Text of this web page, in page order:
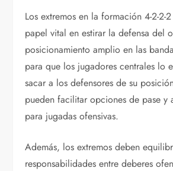
Los extremos en la formación 4-2-2-
papel vital en estirar la defensa del
posicionamiento amplio en las
para que los jugadores centrales lo
sacar a los defensores de su
pueden facilitar opciones de pase y
para jugadas ofensivas.
Además, los extremos deben
responsabilidades entre deberes